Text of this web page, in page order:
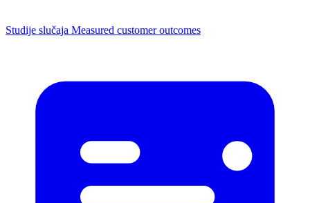
Studije slučaja Measured customer outcomes